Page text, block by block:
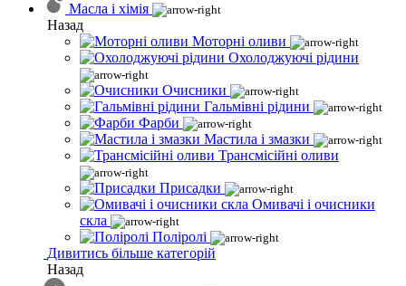
Масла і хімія
Назад
Моторні оливи
Охолоджуючі рідини
Очисники
Гальмівні рідини
Фарби
Мастила і змазки
Трансмісійні оливи
Присадки
Омивачі і очисники
скла
Поліролі
Дивитись більше категорій
Назад